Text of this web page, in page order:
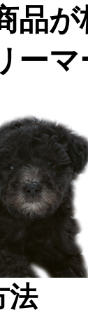
品
ーマ
法